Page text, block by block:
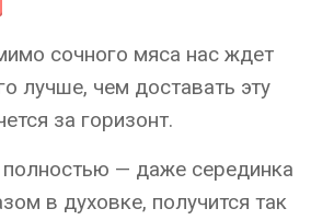
сочного мяса нас ждет
лучше, чем доставать эту
за горизонт.
полностью — даже серединка
в духовке, получится так